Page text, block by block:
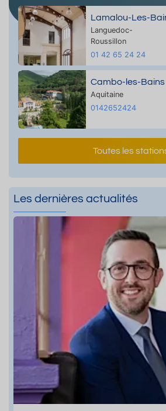
Lamalou-Les-
Languedoc-
Roussillon
01 42 65 24 24
Cambo-les-Bains
Aquitaine
0142652424
Toutes les
Les dernières actualités